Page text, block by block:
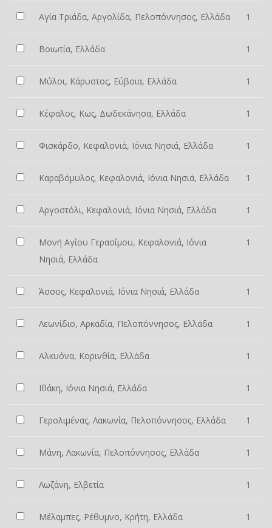
Αγία Τριάδα, Αργολίδα, Πελοπόννησος, Ελλάδα 1
Βοιωτία, Ελλάδα 1
Μύλοι, Κάρυστος, Εύβοια, Ελλάδα 1
Κέφαλος, Κως, Δωδεκάνησα, Ελλάδα 1
Φισκάρδο, Κεφαλονιά, Ιόνια Νησιά, Ελλάδα 1
Καραβόμυλος, Κεφαλονιά, Ιόνια Νησιά, Ελλάδα 1
Αργοστόλι, Κεφαλονιά, Ιόνια Νησιά, Ελλάδα 1
Μονή Αγίου Γερασίμου, Κεφαλονιά, Ιόνια
Νησιά, Ελλάδα
1
Άσσος, Κεφαλονιά, Ιόνια Νησιά, Ελλάδα 1
Λεωνίδιο, Αρκαδία, Πελοπόννησος, Ελλάδα 1
Αλκυόνα, Κορινθία, Ελλάδα 1
Ιθάκη, Ιόνια Νησιά, Ελλάδα 1
Γερολιμένας, Λακωνία, Πελοπόννησος, Ελλάδα 1
Μάνη, Λακωνία, Πελοπόννησος, Ελλάδα 1
Λωζάνη, Ελβετία 1
Μέλαμπες, Ρέθυμνο, Κρήτη, Ελλάδα 1